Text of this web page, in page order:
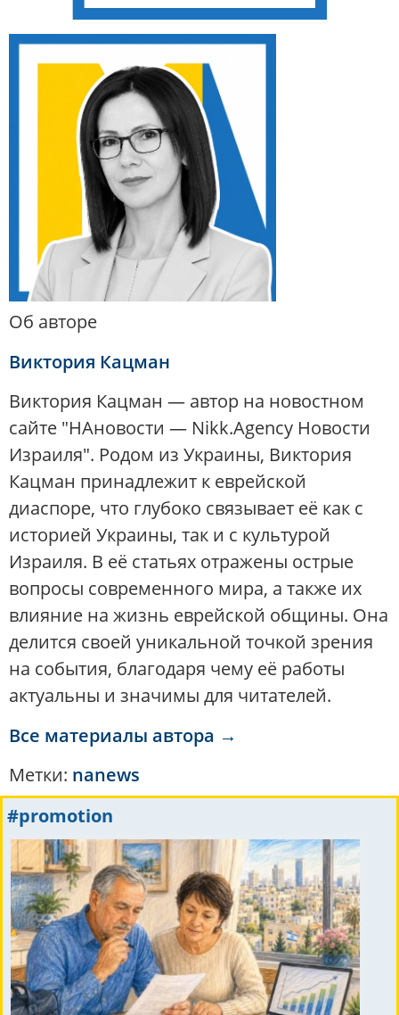
Об авторе
Виктория Кацман
Виктория Кацман — автор на новостном
сайте "НАновости — Nikk.Agency Новости
Израиля". Родом из Украины, Виктория
Кацман принадлежит к еврейской
диаспоре, что глубоко связывает её как с
историей Украины, так и с культурой
Израиля. В её статьях отражены острые
вопросы современного мира, а также их
влияние на жизнь еврейской общины. Она
делится своей уникальной точкой зрения
на события, благодаря чему её работы
актуальны и значимы для читателей.
Все материалы автора →
Метки: nanews
#promotion